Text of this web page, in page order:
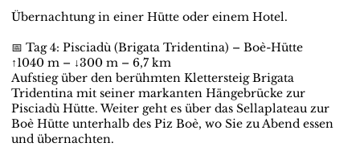
Übernachtung in einer Hütte oder einem Hotel.
📅 Tag 4: Pisciadù (Brigata Tridentina) – Boè-Hütte
↑1040 m – ↓300 m – 6,7 km
Aufstieg über den berühmten Klettersteig Brigata
Tridentina mit seiner markanten Hängebrücke zur
Pisciadù Hütte. Weiter geht es über das Sellaplateau zur
Boè Hütte unterhalb des Piz Boè, wo Sie zu Abend essen
und übernachten.